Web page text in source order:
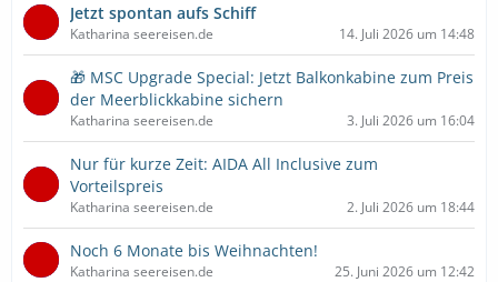
Jetzt spontan aufs Schiff
Katharina seereisen.de 14. Juli 2026 um 14:48
🎁 MSC Upgrade Special: Jetzt Balkonkabine zum Preis
der Meerblickkabine sichern
Katharina seereisen.de 3. Juli 2026 um 16:04
Nur für kurze Zeit: AIDA All Inclusive zum
Vorteilspreis
Katharina seereisen.de 2. Juli 2026 um 18:44
Noch 6 Monate bis Weihnachten!
Katharina seereisen.de 25. Juni 2026 um 12:42